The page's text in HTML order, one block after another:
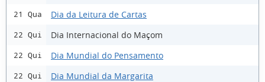
21 Qua Dia da Leitura de Cartas
22 Qui Dia Internacional do Maçom
22 Qui Dia Mundial do Pensamento
22 Qui Dia Mundial da Margarita